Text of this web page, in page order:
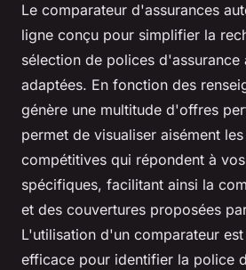
Le comparateur d'assurances
ligne conçu pour simplifier la
sélection de polices d'assurance
adaptées. En fonction des
génère une multitude d'offres
permet de visualiser aisément
compétitives qui répondent à
spécifiques, facilitant ainsi la
et des couvertures proposées
L'utilisation d'un comparateur
efficace pour identifier la police